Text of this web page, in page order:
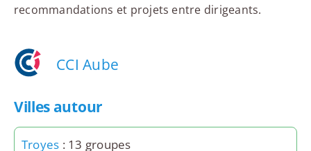
recommandations et projets entre dirigeants.
CCI Aube
Villes autour
Troyes : 13 groupes